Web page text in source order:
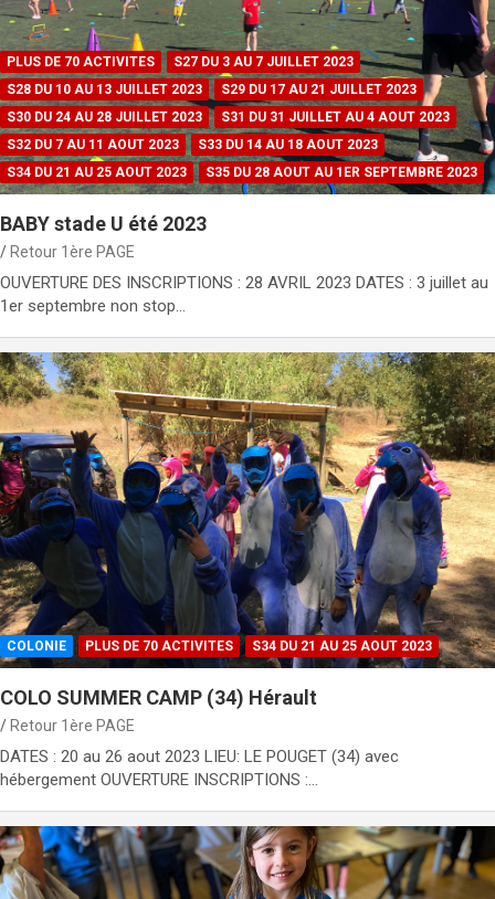
PLUS DE 70 ACTIVITES
S27 DU 3 AU 7 JUILLET 2023
S28 DU 10 AU 13 JUILLET 2023
S29 DU 17 AU 21 JUILLET 2023
S30 DU 24 AU 28 JUILLET 2023
S31 DU 31 JUILLET AU 4 AOUT 2023
S32 DU 7 AU 11 AOUT 2023
S33 DU 14 AU 18 AOUT 2023
S34 DU 21 AU 25 AOUT 2023
S35 DU 28 AOUT AU 1ER SEPTEMBRE 2023
BABY stade U été 2023
Retour 1ère PAGE
OUVERTURE DES INSCRIPTIONS : 28 AVRIL 2023 DATES : 3 juillet au
1er septembre non stop…
COLONIE PLUS DE 70 ACTIVITES S34 DU 21 AU 25 AOUT 2023
COLO SUMMER CAMP (34) Hérault
Retour 1ère PAGE
DATES : 20 au 26 aout 2023 LIEU: LE POUGET (34) avec
hébergement OUVERTURE INSCRIPTIONS :…